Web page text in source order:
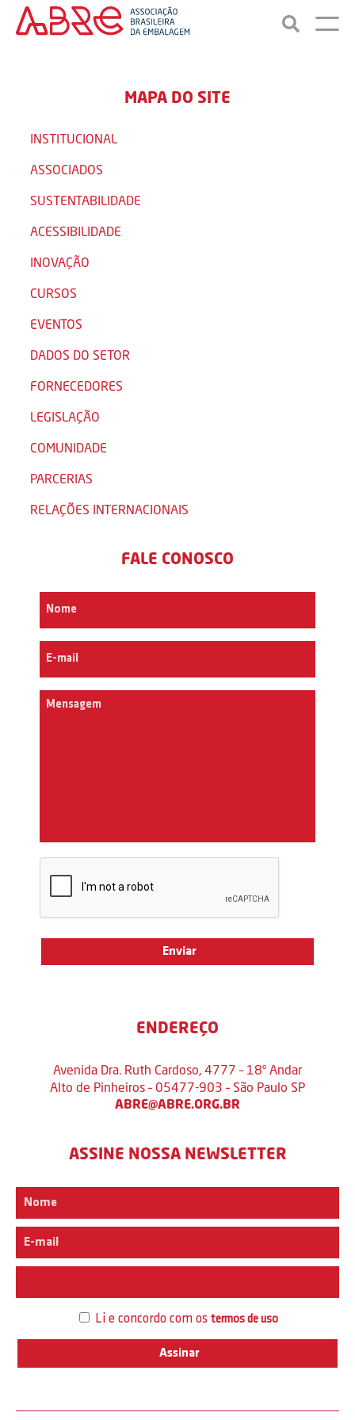
MAPA DO SITE
INSTITUCIONAL
ASSOCIADOS
SUSTENTABILIDADE
ACESSIBILIDADE
INOVAÇÃO
CURSOS
EVENTOS
DADOS DO SETOR
FORNECEDORES
LEGISLAÇÃO
COMUNIDADE
PARCERIAS
RELAÇÕES INTERNACIONAIS
FALE CONOSCO
ENDEREÇO
Avenida Dra. Ruth Cardoso, 4777 – 18º Andar
Alto de Pinheiros – 05477-903 – São Paulo SP
ABRE@ABRE.ORG.BR
ASSINE NOSSA NEWSLETTER
Li e concordo com os termos de uso